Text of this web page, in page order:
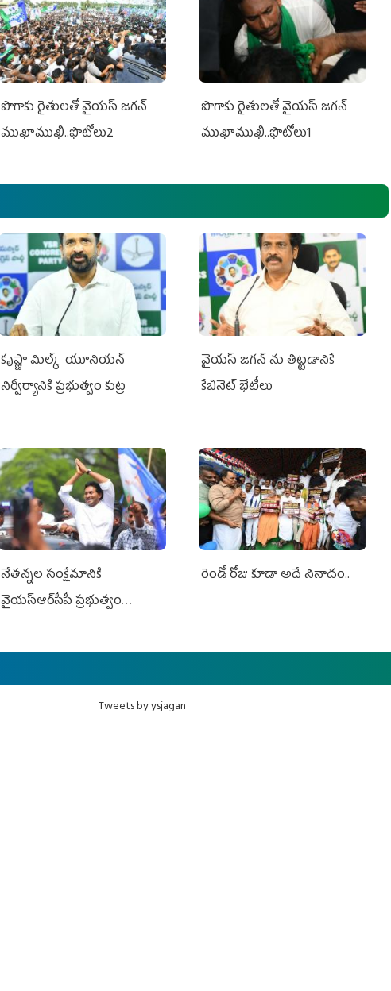
పొగాకు రైతుల‌తో వైయ‌స్ జ‌గ‌న్
ముఖాముఖి..ఫొటోలు2
పొగాకు రైతుల‌తో వైయ‌స్ జ‌గ‌న్
ముఖాముఖి..ఫొటోలు1
కృష్ణా మిల్క్‌ యూనియన్‌
నిర్వీర్యానికి ప్రభుత్వం కుట్ర
వైయ‌స్ జగన్‌ ను తిట్టడానికే
కేబినెట్‌ భేటీలు
నేతన్నల సంక్షేమానికి
వైయ‌స్ఆర్‌సీపీ ప్రభుత్వం
రెండో రోజు కూడా అదే నినాదం..
Tweets by ysjagan